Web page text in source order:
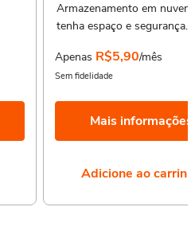
Armazenamento em
tenha espaço e segurança.
Apenas R$5,90/mês
Sem fidelidade
Mais
Adicione ao